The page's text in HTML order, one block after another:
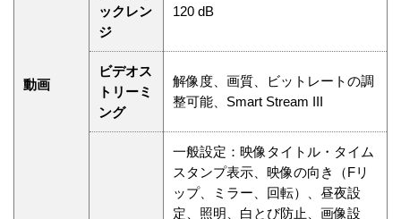
動画
ックレン
ジ
120 dB
ビデオス
トリーミ
ング
解像度、画質、ビットレートの調
整可能、Smart Stream III
一般設定：映像タイトル・タイム
スタンプ表示、映像の向き（Fリ
ップ、ミラー、回転）、昼夜設
定、照明、白とび防止、画像設